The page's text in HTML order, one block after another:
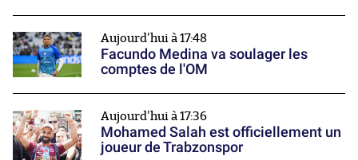
Aujourd'hui à 17:48
Facundo Medina va soulager les
comptes de l'OM
Aujourd'hui à 17:36
Mohamed Salah est officiellement un
joueur de Trabzonspor